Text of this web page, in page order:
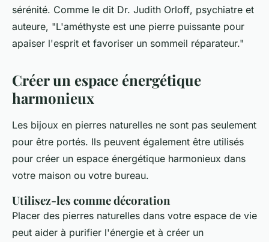
sérénité. Comme le dit Dr. Judith Orloff, psychiatre et
auteure, "L'améthyste est une pierre puissante pour
apaiser l'esprit et favoriser un sommeil réparateur."
Créer un espace énergétique
harmonieux
Les bijoux en pierres naturelles ne sont pas seulement
pour être portés. Ils peuvent également être utilisés
pour créer un espace énergétique harmonieux dans
votre maison ou votre bureau.
Utilisez-les comme décoration
Placer des pierres naturelles dans votre espace de vie
peut aider à purifier l'énergie et à créer un